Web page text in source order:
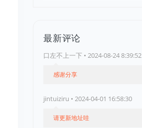
最新评论
口左不上一下 • 2024-08-24 8:39:52
感谢分享
jintuiziru • 2024-04-01 16:58:30
请更新地址哇